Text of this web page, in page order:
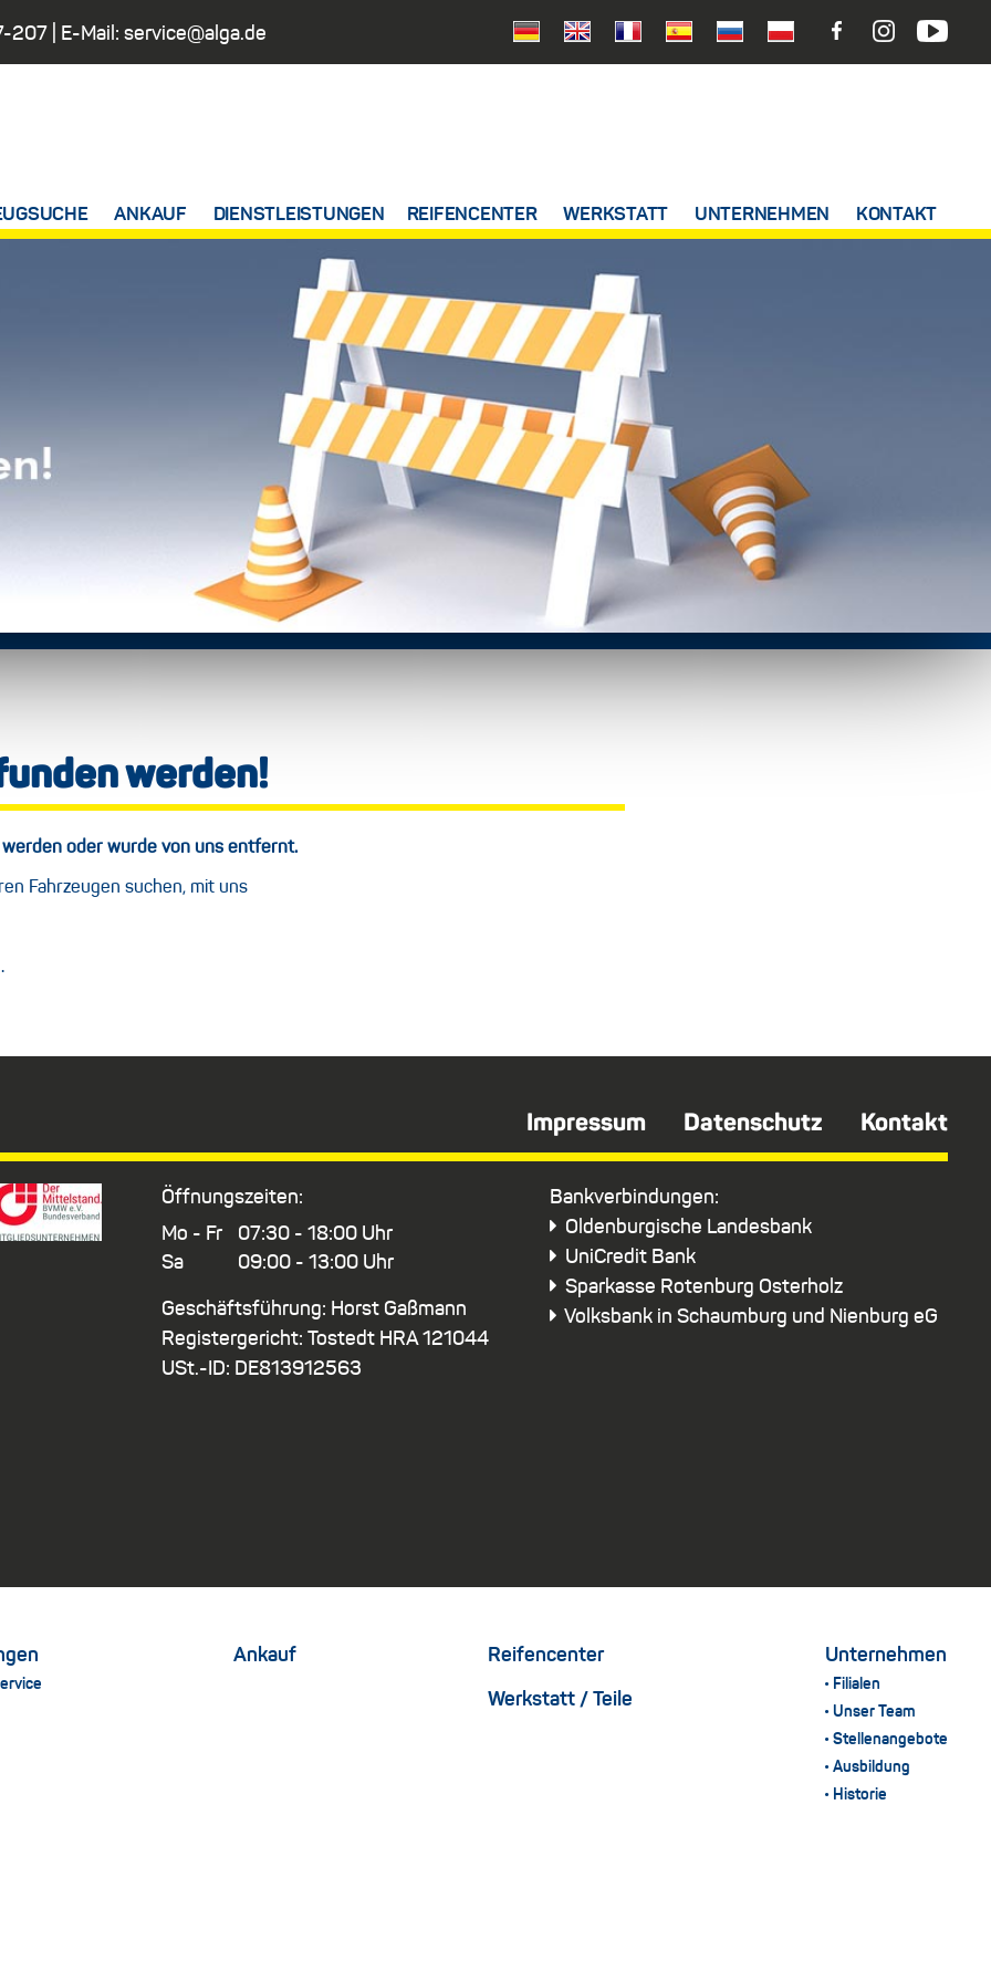
207 | E-Mail: service@alga.de
ANKAUF DIENSTLEISTUNGEN REIFENCENTER WERKSTATT UNTERNEHMEN KONTAKT
werden!
oder wurde von uns entfernt.
Fahrzeugen suchen, mit uns
Impressum Datenschutz Kontakt
Öffnungszeiten:
Mo - Fr
Sa
07:30 - 18:00 Uhr
09:00 - 13:00 Uhr
Geschäftsführung: Horst Gaßmann
Registergericht: Tostedt HRA 121044
USt.-ID: DE813912563
Bankverbindungen:
Oldenburgische Landesbank
UniCredit Bank
Sparkasse Rotenburg Osterholz
Volksbank in Schaumburg und Nienburg eG
Ankauf Reifencenter
Werkstatt / Teile
Unternehmen
Filialen
Unser Team
Stellenangebote
Ausbildung
Historie